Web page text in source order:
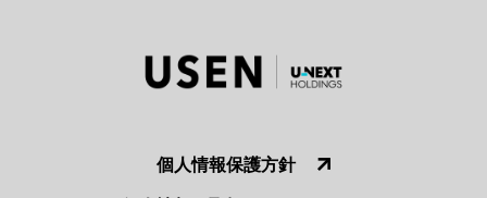
個人情報保護方針